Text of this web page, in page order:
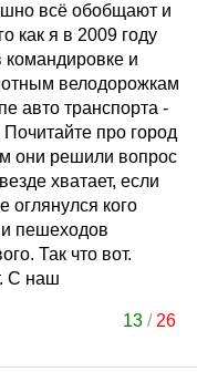
всё обобщают и
как я в 2009 году
и
велодорожкам
авто транспорта -
про город
они решили вопрос
хватает, если
оглянулся кого
пешеходов
Так что вот.
С наш
13/ 26